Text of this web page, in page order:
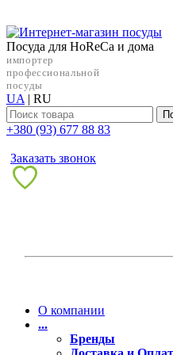
Посуда для HoReCa и дома
импортер
профессиональной
посуды
UA | RU
+38‎0 (93) 677 88 83
Заказать звонок
О компании
...
Бренды